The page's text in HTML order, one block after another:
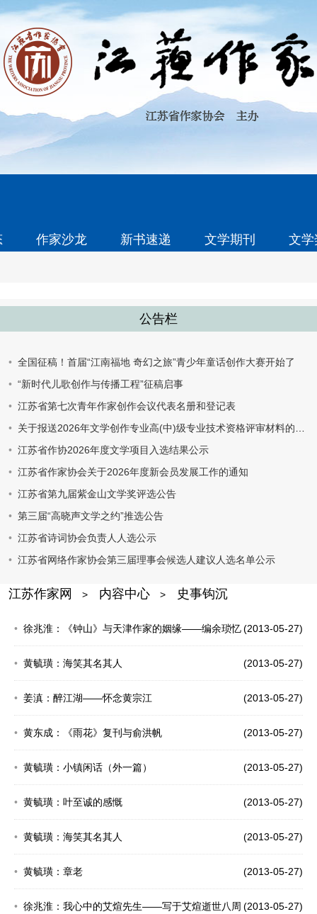
作家沙龙 新书速递 文学期刊 文
公告栏
全国征稿！首届“江南福地 奇幻之旅”青少年童话创作大赛开始了
“新时代儿歌创作与传播工程”征稿启事
江苏省第七次青年作家创作会议代表名册和登记表
关于报送2026年文学创作专业高(中)级专业技术资格评审材料的通知
江苏省作协2026年度文学项目入选结果公示
江苏省作家协会关于2026年度新会员发展工作的通知
江苏省第九届紫金山文学奖评选公告
第三届“高晓声文学之约”推选公告
江苏省诗词协会负责人人选公示
江苏省网络作家协会第三届理事会候选人建议人选名单公示
江苏作家网 > 内容中心 > 史事钩沉
(2013-05-27)
徐兆淮：《钟山》与天津作家的姻缘——编余琐忆
(2013-05-27)
黄毓璜：海笑其名其人
(2013-05-27)
姜滇：醉江湖——怀念黄宗江
(2013-05-27)
黄东成：《雨花》复刊与俞洪帆
(2013-05-27)
黄毓璜：小镇闲话（外一篇）
(2013-05-27)
黄毓璜：叶至诚的感慨
(2013-05-27)
黄毓璜：海笑其名其人
(2013-05-27)
黄毓璜：章老
(2013-05-27)
徐兆淮：我心中的艾煊先生——写于艾煊逝世八周